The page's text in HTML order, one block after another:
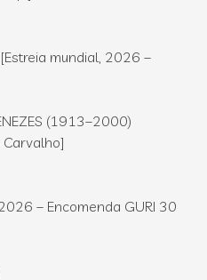
mundial, 2026 –
(1913–2000)
Carvalho]
– Encomenda GURI 30